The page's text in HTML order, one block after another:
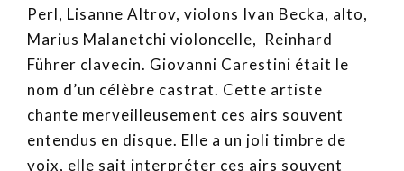
Perl, Lisanne Altrov, violons Ivan Becka, alto,
Marius Malanetchi violoncelle, Reinhard
Führer clavecin. Giovanni Carestini était le
nom d’un célèbre castrat. Cette artiste
chante merveilleusement ces airs souvent
entendus en disque. Elle a un joli timbre de
voix, elle sait interpréter ces airs souvent